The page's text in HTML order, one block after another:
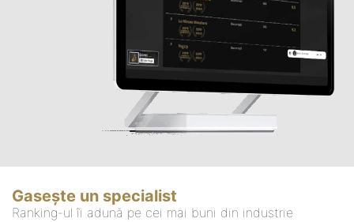
Gasește un specialist
Ranking-ul îi adună pe cei mai buni din industrie